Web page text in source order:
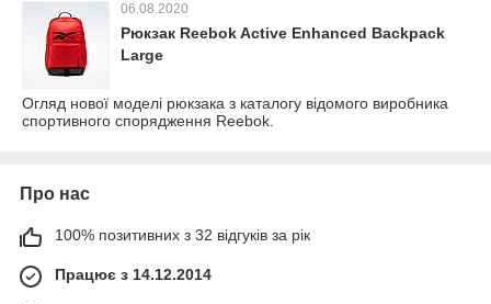
06.08.2020
Рюкзак Reebok Active Enhanced Backpack
Large
Огляд нової моделі рюкзака з каталогу відомого виробника
спортивного спорядження Reebok.
Про нас
100% позитивних з 32 відгуків за рік
Працює з 14.12.2014